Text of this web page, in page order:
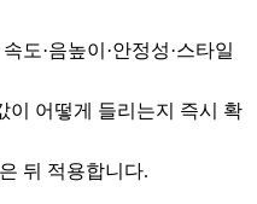
도·음높이·안정성·스타일
이 어떻게 들리는지 즉시 확
뒤 적용합니다.